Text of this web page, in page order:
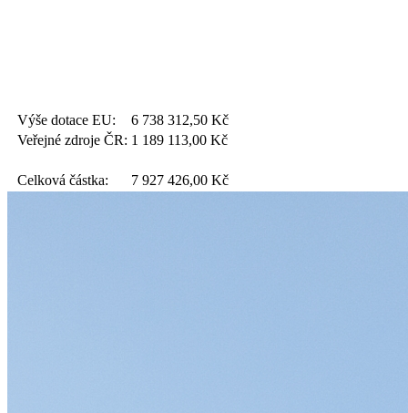
Výše dotace EU: 6 738 312,50 Kč
Veřejné zdroje ČR: 1 189 113,00 Kč
Celková částka: 7 927 426,00 Kč